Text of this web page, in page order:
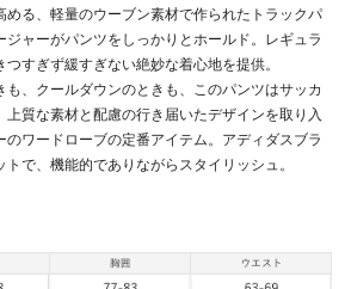
める、軽量のウーブン素材で作られたトラックパ
ジャーがパンツをしっかりとホールド。レギュラ
すぎず緩すぎない絶妙な着心地を提供。
も、クールダウンのときも、このパンツはサッカ
上質な素材と配慮の行き届いたデザインを取り入
ワードローブの定番アイテム。アディダスブラ
で、機能的でありながらスタイリッシュ。